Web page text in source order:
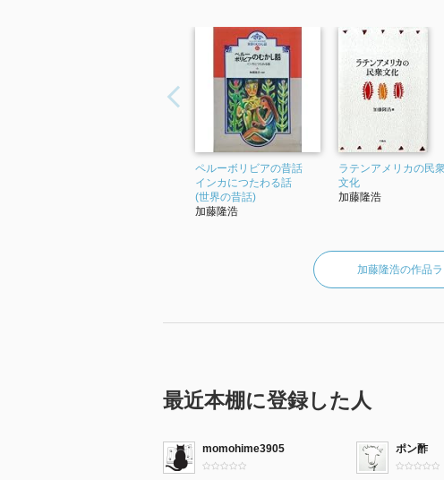
ペルーボリビアの昔話
インカにつたわる話
(世界の昔話)
加藤隆浩
ラテンアメリカの民
文化
加藤隆浩
加藤隆浩の作品
最近本棚に登録した人
momohime3905 ポン酢